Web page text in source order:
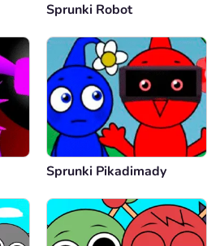
Sprunki Robot
Sprunki Pikadimady